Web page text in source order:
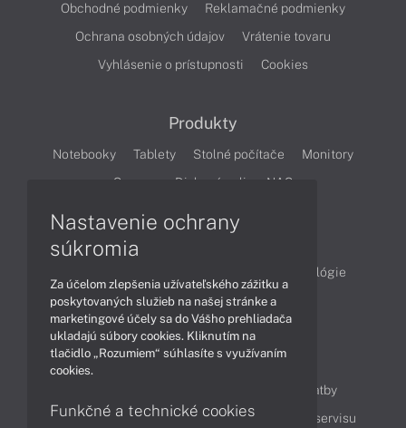
Obchodné podmienky
Reklamačné podmienky
Ochrana osobných údajov
Vrátenie tovaru
Vyhlásenie o prístupnosti
Cookies
Produkty
Notebooky Tablety Stolné počítače
Monitory
Servery
Diskové polia a NAS
Technológie
Videá
Obsah
Možnosti doručenia a platby
Podpora a servis
Servisné služby Cenník servisu
Nastavenie ochrany
súkromia
Za účelom zlepšenia užívateľského zážitku a
poskytovaných služieb na našej stránke a
marketingové účely sa do Vášho prehliadača
ukladajú súbory cookies. Kliknutím na
tlačidlo „Rozumiem“ súhlasíte s využívaním
cookies.
Funkčné a technické cookies